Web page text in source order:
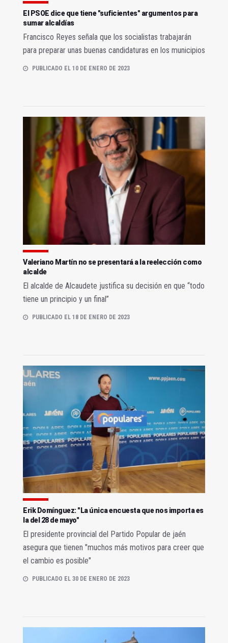
El PSOE dice que tiene "suficientes" argumentos para
sumar alcaldías
Francisco Reyes señala que los socialistas trabajarán
para preparar unas buenas candidaturas en los municipios
PUBLICADO EL 10 DE ENERO DE 2023
Valeriano Martín no se presentará a la reelección como
alcalde
El alcalde de Alcaudete justifica su decisión en que “todo
tiene un principio y un final”
PUBLICADO EL 18 DE ENERO DE 2023
Erik Domínguez: "La única encuesta que nos importa es
la del 28 de mayo"
El presidente provincial del Partido Popular de jaén
asegura que tienen "muchos más motivos para creer que
el cambio es posible"
PUBLICADO EL 30 DE ENERO DE 2023